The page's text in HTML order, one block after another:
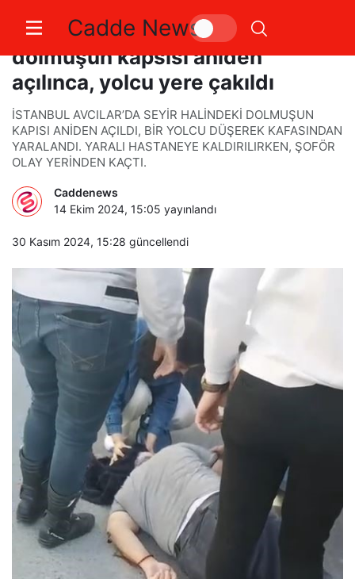
Cadde News
Avcılar’da seyir halindeki
dolmuşun kapsısı aniden
açılınca, yolcu yere çakıldı
İSTANBUL AVCILAR’DA SEYİR HALİNDEKİ DOLMUŞUN
KAPISI ANİDEN AÇILDI, BİR YOLCU DÜŞEREK KAFASINDAN
YARALANDI. YARALI HASTANEYE KALDIRILIRKEN, ŞOFÖR
OLAY YERİNDEN KAÇTI.
Caddenews
14 Ekim 2024, 15:05 yayınlandı
30 Kasım 2024, 15:28 güncellendi